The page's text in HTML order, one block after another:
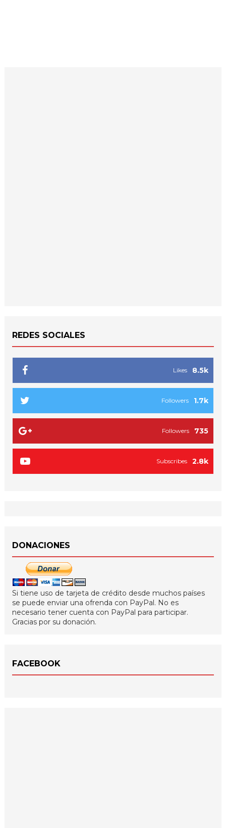
REDES SOCIALES
8.5k
Likes
1.7k
Followers
735
Followers
2.8k
Subscribes
DONACIONES
Si tiene uso de tarjeta de crédito desde muchos países
se puede enviar una ofrenda con PayPal. No es
necesario tener cuenta con PayPal para participar.
Gracias por su donación.
FACEBOOK